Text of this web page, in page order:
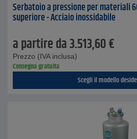
Serbatoio a pressione per materiali
superiore - Acciaio inossidabile
a partire da3.513,60€
Prezzo (IVA inclusa)
Consegna gratuita
Scegli il modello